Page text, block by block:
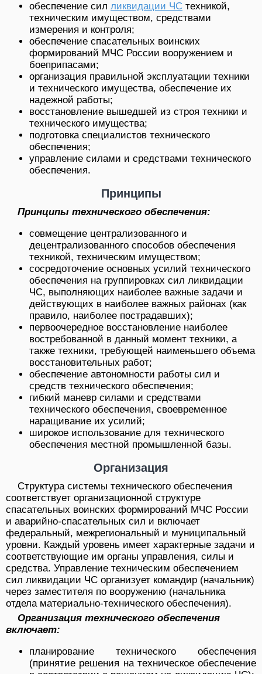
обеспечение сил ликвидации ЧС техникой,
техническим имуществом, средствами
измерения и контроля;
обеспечение спасательных воинских
формирований МЧС России вооружением и
боеприпасами;
организация правильной эксплуатации техники
и технического имущества, обеспечение их
надежной работы;
восстановление вышедшей из строя техники и
технического имущества;
подготовка специалистов технического
обеспечения;
управление силами и средствами технического
обеспечения.
Принципы
Принципы технического обеспечения:
совмещение централизованного и
децентрализованного способов обеспечения
техникой, техническим имуществом;
сосредоточение основных усилий технического
обеспечения на группировках сил ликвидации
ЧС, выполняющих наиболее важные задачи и
действующих в наиболее важных районах (как
правило, наиболее пострадавших);
первоочередное восстановление наиболее
востребованной в данный момент техники, а
также техники, требующей наименьшего объема
восстановительных работ;
обеспечение автономности работы сил и
средств технического обеспечения;
гибкий маневр силами и средствами
технического обеспечения, своевременное
наращивание их усилий;
широкое использование для технического
обеспечения местной промышленной базы.
Организация
Структура системы технического обеспечения
соответствует организационной структуре
спасательных воинских формирований МЧС России
и аварийно-спасательных сил и включает
федеральный, межрегиональный и муниципальный
уровни. Каждый уровень имеет характерные задачи и
соответствующие им органы управления, силы и
средства. Управление техническим обеспечением
сил ликвидации ЧС организует командир (начальник)
через заместителя по вооружению (начальника
отдела материально-технического обеспечения).
Организация технического обеспечения
включает:
планирование технического обеспечения
(принятие решения на техническое обеспечение